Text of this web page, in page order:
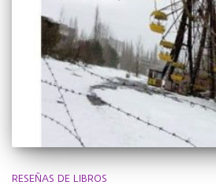
RESEÑAS DE LIBROS